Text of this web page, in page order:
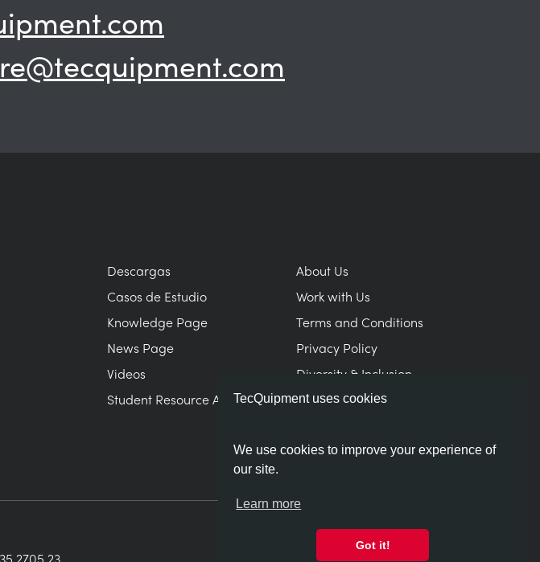
TecQuipment uses cookies
We use cookies to improve your experience of
our site.
Learn more
Got it!
Descargas
Casos de Estudio
Knowledge Page
News Page
Videos
Student Resource Area
About Us
Work with Us
Terms and Conditions
Privacy Policy
Diversity & Inclusion
Modern Slavery Statement